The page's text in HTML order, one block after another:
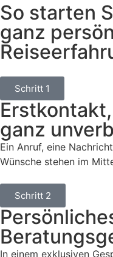
So starten
ganz
Schritt 1
Erstkontakt,
ganz
Ein Anruf, eine
Wünsche stehen im
Schritt 2
In einem exklusiven